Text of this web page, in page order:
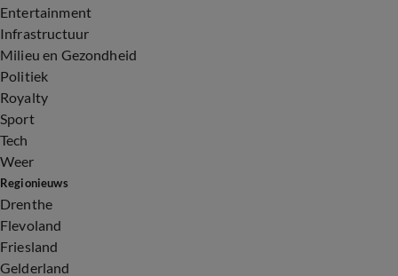
Entertainment
Infrastructuur
Milieu en Gezondheid
Politiek
Royalty
Sport
Tech
Weer
Regionieuws
Drenthe
Flevoland
Friesland
Gelderland